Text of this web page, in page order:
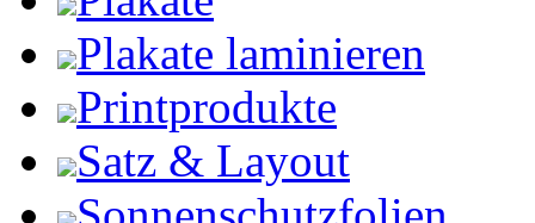
Plakate laminieren
Printprodukte
Satz & Layout